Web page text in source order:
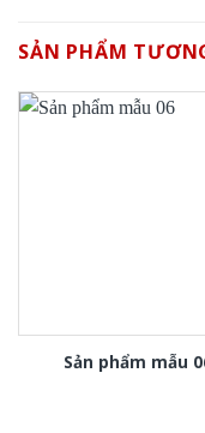
SẢN PHẨM
Sản phẩm mẫu